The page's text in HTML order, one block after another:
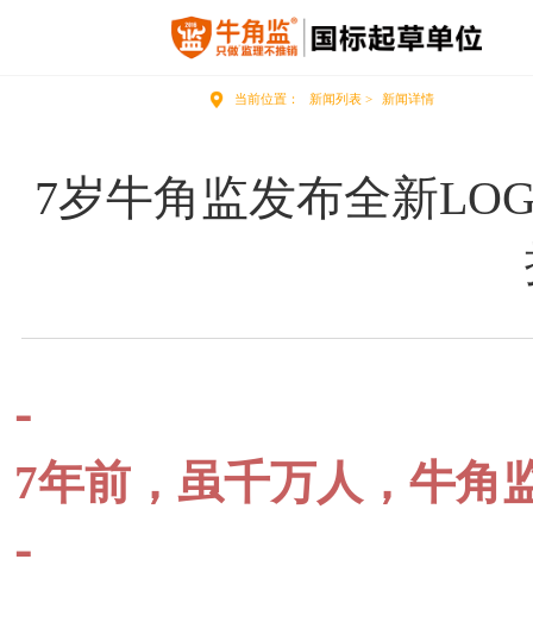
当前位置： 新闻列表 > 新闻详情
7岁牛角监发布全新
-
7年前，虽千万人，牛角
-